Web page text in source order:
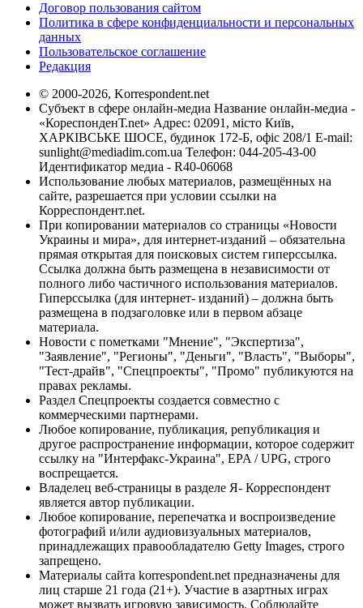
Договор пользования сайтом
Политика в сфере конфиденциальности и персональных
данных
Пользовательское соглашение
Редакция
© 2000-2026, Korrespondent.net
Субъект в сфере онлайн-медиа Название онлайн-медиа -
«КореспонденТ.net» Адрес: 02091, місто Київ,
ХАРКІВСЬКЕ ШОСЕ, будинок 172-Б, офіс 208/1 E-mail:
sunlight@mediadim.com.ua Телефон: 044-205-43-00
Идентификатор медиа - R40-06068
Использование любых материалов, размещённых на
сайте, разрешается при условии ссылки на
Корреспондент.net.
При копировании материалов со страницы «Новости
Украины и мира», для интернет-изданий – обязательна
прямая открытая для поисковых систем гиперссылка.
Ссылка должна быть размещена в независимости от
полного либо частичного использования материалов.
Гиперссылка (для интернет- изданий) – должна быть
размещена в подзаголовке или в первом абзаце
материала.
Новости с пометками "Мнение", "Экспертиза",
"Заявление", "Регионы", "Деньги", "Власть", "Выборы",
"Тест-драйв", "Спецпроекты", "Промо" публикуются на
правах рекламы.
Раздел Спецпроекты создается совместно с
коммерческими партнерами.
Любое копирование, публикация, републикация и
другое распространение информации, которое содержит
ссылку на "Интерфакс-Украина", EPA / UPG, строго
воспрещается.
Владелец веб-страницы в разделе Я- Корреспондент
является автор публикации.
Любое копирование, перепечатка и воспроизведение
фотографий и/или аудиовизуальных материалов,
принадлежащих правообладателю Getty Images, строго
запрещено.
Материалы сайта korrespondent.net предназначены для
лиц старше 21 года (21+). Участие в азартных играх
может вызвать игровую зависимость. Соблюдайте